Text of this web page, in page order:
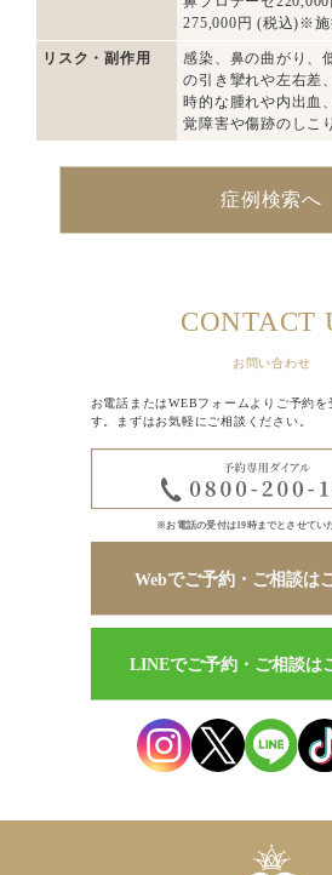
275,000円 (税込)※施
リスク・副作用
感染、鼻の曲がり、
の引き攣れや左右差
時的な腫れや内出血
覚障害や傷跡のしこ
症例検索へ
CONTACT
お問い合わせ
お電話またはWEBフォームよりご予約を
す。まずはお気軽にご相談ください。
※お電話の受付は19時までとさせてい